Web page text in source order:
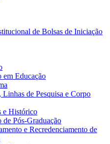
de Bolsas de Iniciação
em Educação
Linhas de Pesquisa e Corpo
e Histórico
de Pós-Graduação
e Recredenciamento de